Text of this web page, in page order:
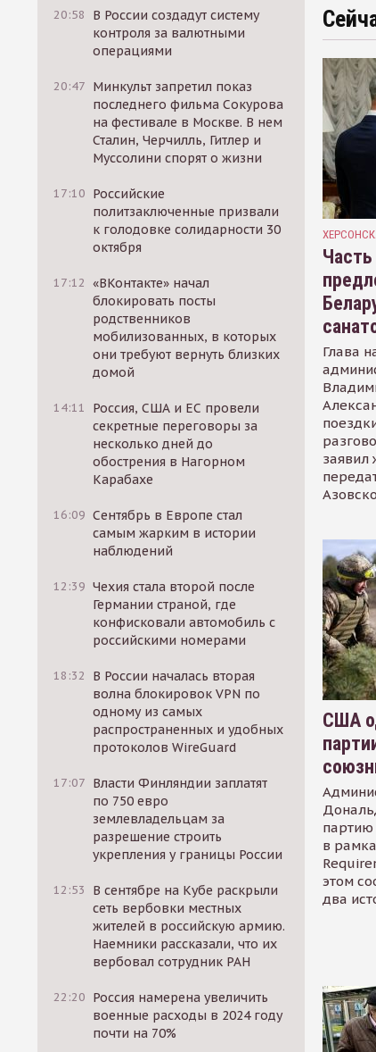
20:58
В России создадут систему
контроля за валютными
операциями
20:47 Минкульт запретил показ
последнего фильма Сокурова
на фестивале в Москве. В нем
Сталин, Черчилль, Гитлер и
Муссолини спорят о жизни
17:10 Российские
политзаключенные призвали
к голодовке солидарности 30
октября
17:12 «ВКонтакте» начал
блокировать посты
родственников
мобилизованных, в которых
они требуют вернуть близких
домой
14:11
Россия, США и ЕС провели
секретные переговоры за
несколько дней до
обострения в Нагорном
Карабахе
16:09 Сентябрь в Европе стал
самым жарким в истории
наблюдений
12:39 Чехия стала второй после
Германии страной, где
конфисковали автомобиль с
российскими номерами
18:32
В России началась вторая
волна блокировок VPN по
одному из самых
распространенных и удобных
протоколов WireGuard
17:07 Власти Финляндии заплатят
по 750 евро
землевладельцам за
разрешение строить
укрепления у границы России
12:53
В сентябре на Кубе раскрыли
сеть вербовки местных
жителей в российскую армию.
Наемники рассказали, что их
вербовал сотрудник РАН
22:20 Россия намерена увеличить
военные расходы в 2024 году
почти на 70%
Глава
заявил
США
в
этом
два